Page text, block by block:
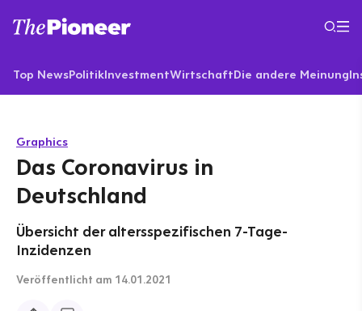
Top NewsPolitikInvestmentWirtschaftDie andere Meinung
Graphics
Das Coronavirus in
Deutschland
Übersicht der altersspezifischen 7-Tage-
Inzidenzen
Veröffentlicht am 14.01.2021